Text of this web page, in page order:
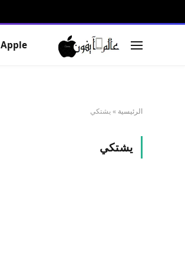
Apple
الرئيسية »يشتكي
يشتكي